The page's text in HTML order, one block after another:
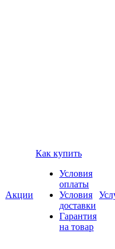
Акции
Как купить
Условия
оплаты
Условия
доставки
Гарантия
на товар